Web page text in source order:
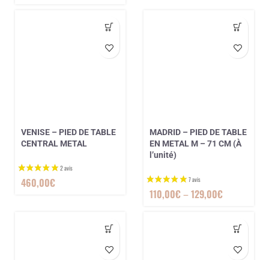
VENISE – PIED DE TABLE
CENTRAL METAL
460,00€
MADRID – PIED DE TABLE
EN METAL M – 71 CM (À
l’unité)
110,00€–129,00€